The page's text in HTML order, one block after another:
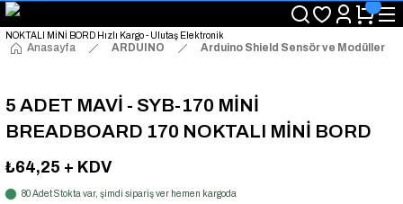
"Saat 14:00'a Kadar Verilen Siparişlerde Aynı Gün Kargo Avantajı!
"Binlerce Ürün Çeşitliliği ile Stoktan Hemen Teslim."
"Toptan Fiyatına Perakende Satış Avantajını Kaçırmayın!"
Anasayfa ARDUINO Arduino Shield Sensör ve Modüller
5 ADET MAVİ - SYB-170 MİNİ
BREADBOARD 170 NOKTALI MİNİ BORD
₺64,25 + KDV
80 Adet Stokta var, şimdi sipariş ver hemen kargoda